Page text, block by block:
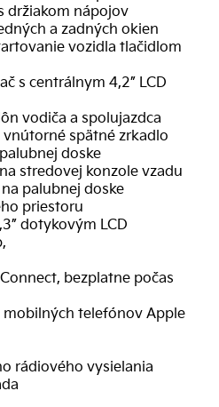
držiakom nápojov
a zadných okien
vozidla tlačidlom
s centrálnym 4,2” LCD
vodiča a spolujazdca
spätné zrkadlo
doske
stredovej konzole vzadu
palubnej doske
priestoru
dotykovým LCD
bezplatne počas
telefónov Apple
rádiového vysielania